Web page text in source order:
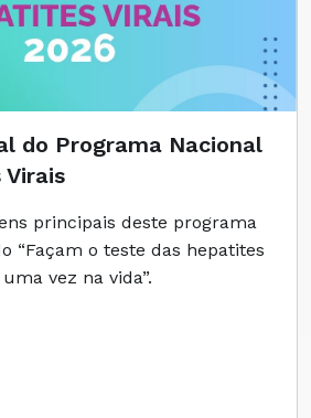
do Programa Nacional
principais deste programa
“Façam o teste das hepatites
vez na vida”.